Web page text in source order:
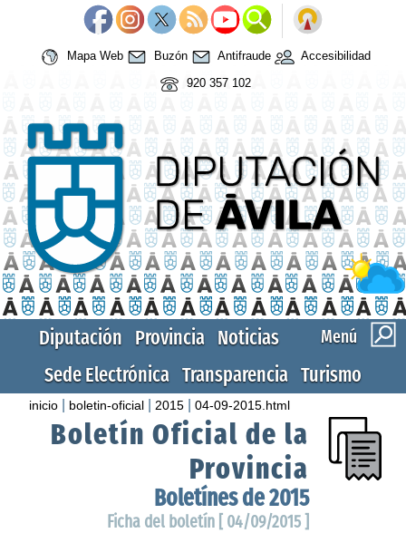
Mapa Web Buzón Antifraude
Accesibilidad
920 357 102
Menú
Diputación Provincia Noticias
Sede Electrónica Transparencia Turismo
inicio boletin-oficial 2015 |04-09-2015.html
Boletín Oficial de la
Provincia
Boletínes de 2015
Ficha del boletín [ 04/09/2015 ]